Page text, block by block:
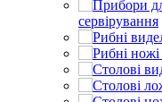
сервірування